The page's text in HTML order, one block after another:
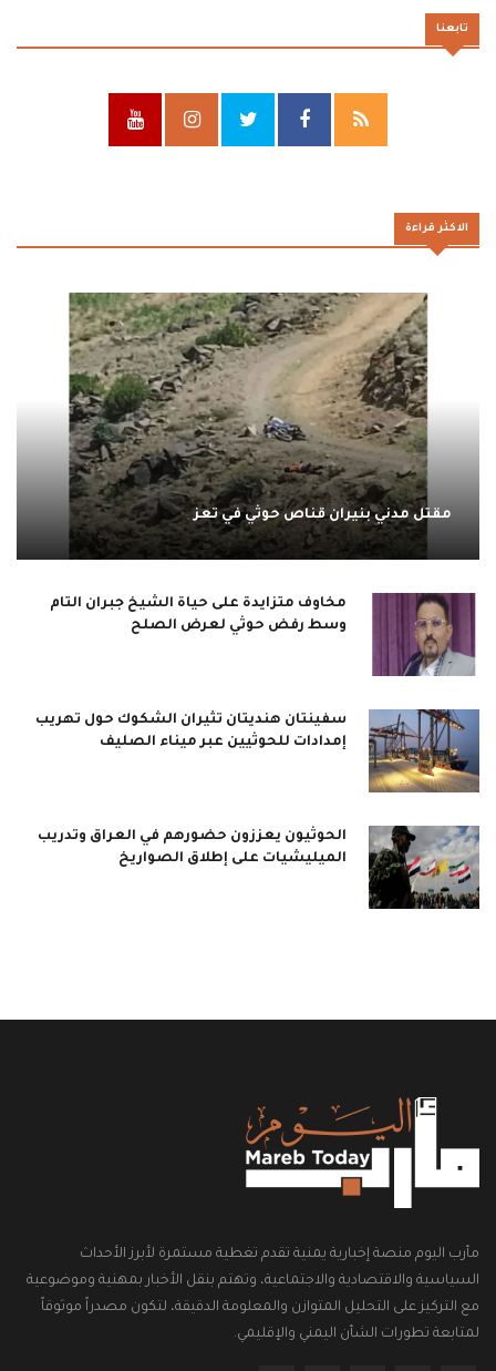
تابعنا
الاكثر قراءة
مقتل مدني بنيران قناص حوثي في تعز
مخاوف متزايدة على حياة الشيخ جبران التام
وسط رفض حوثي لعرض الصلح
سفينتان هنديتان تثيران الشكوك حول تهريب
إمدادات للحوثيين عبر ميناء الصليف
الحوثيون يعززون حضورهم في العراق وتدريب
الميليشيات على إطلاق الصواريخ
مأرب اليوم منصة إخبارية يمنية تقدم تغطية مستمرة لأبرز الأحداث
السياسية والاقتصادية والاجتماعية، وتهتم بنقل الأخبار بمهنية وموضوعية
مع التركيز على التحليل المتوازن والمعلومة الدقيقة، لتكون مصدراً موثوقاً
لمتابعة تطورات الشأن اليمني والإقليمي.